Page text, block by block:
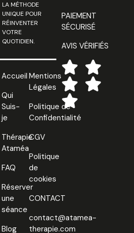
LA MÉTHODE
UNIQUE POUR
RÉINVENTER
VOTRE
QUOTIDIEN.
Accueil
Qui
Suis-
je
Thérapie
Ataméa
FAQ
Réserver
une
séance
Blog
Mentions
Légales
Politique de
Confidentialité
CGV
Politique
de
cookies
CONTACT
contact@atamea-
therapie.com
PAIEMENT
SÉCURISÉ
AVIS VÉRIFIÉS